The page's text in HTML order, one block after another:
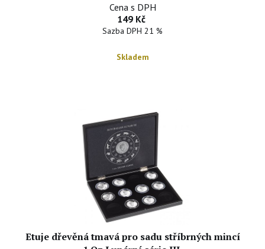
Cena s DPH
149 Kč
Sazba DPH 21 %
Skladem
Etuje dřevěná tmavá pro sadu stříbrných mincí